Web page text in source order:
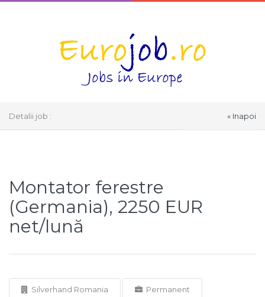
Detalii job : « Inapoi
Montator ferestre
(Germania), 2250 EUR
net/lună
Silverhand Romania Permanent